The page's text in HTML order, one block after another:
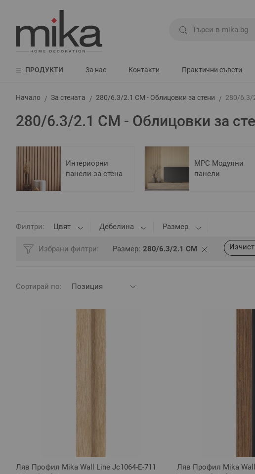
ПРОДУКТИ За нас Контакти Практични съвети
Начало За стената 280/6.3/2.1 СМ - Облицовки за стени 280/6.3/
280/6.3/2.1 СМ - Облицовки за
Интериорни
панели за стена
MPC Модулни
панели
Филтри Цвят Дебелина Размер
Избрани филтри Размер 280/6.3/2.1 СМ
Сортирай по
Ляв Профил Mika Wall Line Jc1064-E-711
Ляв Профил Mika Wall